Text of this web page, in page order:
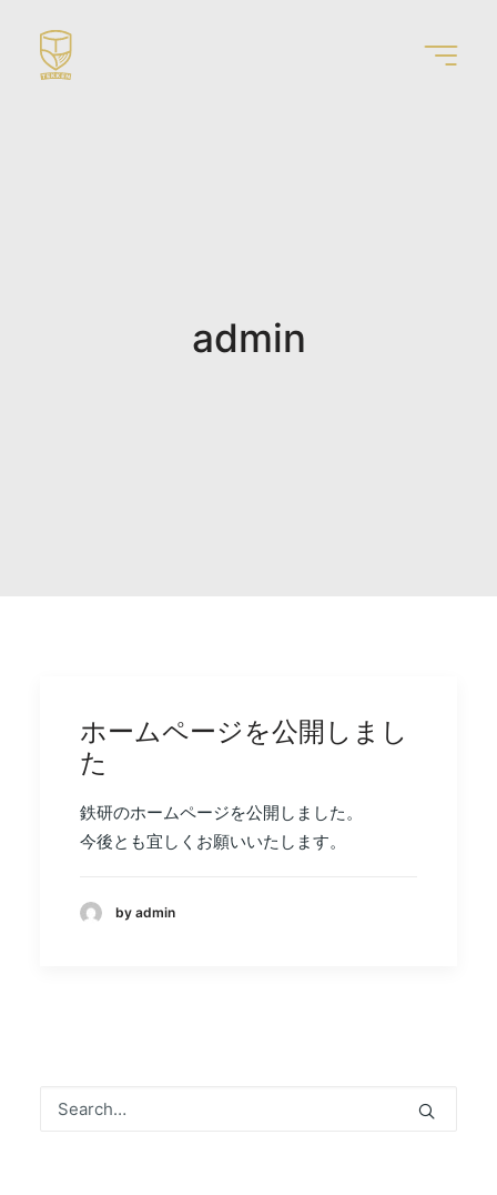
admin
ホームページを公開しまし
た
鉄研のホームページを公開しました。
今後とも宜しくお願いいたします。
by admin